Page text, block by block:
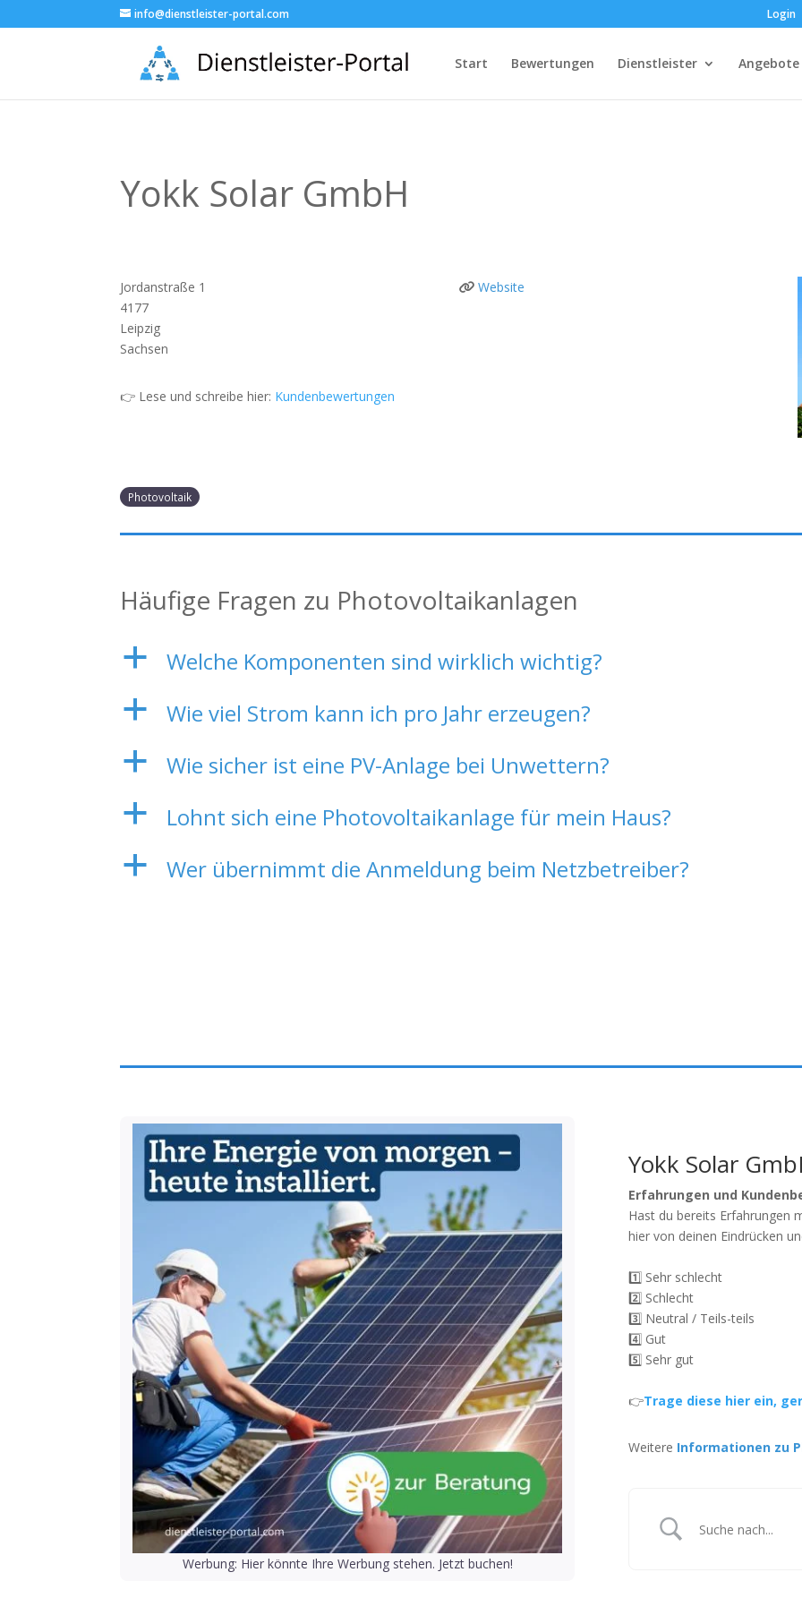
info@dienstleister-portal.com Login
Start Bewertungen Dienstleister Angebote
Yokk Solar GmbH
Jordanstraße 1
4177
Leipzig
Sachsen
👉 Lese und schreibe hier: Kundenbewertungen
Website
Photovoltaik
Häufige Fragen zu Photovoltaikanlagen
a Welche Komponenten sind wirklich wichtig?
a Wie viel Strom kann ich pro Jahr erzeugen?
a Wie sicher ist eine PV-Anlage bei Unwettern?
a Lohnt sich eine Photovoltaikanlage für mein Haus?
a Wer übernimmt die Anmeldung beim Netzbetreiber?
Werbung: Hier könnte Ihre Werbung stehen. Jetzt buchen!
Yokk Solar
Erfahrungen und
Hast du bereits Erfahrungen
hier von deinen Eindrücken
1️⃣ Sehr schlecht
2️⃣ Schlecht
3️⃣ Neutral / Teils-teils
4️⃣ Gut
5️⃣ Sehr gut
👉Trage diese hier ein,
Weitere Informationen zu